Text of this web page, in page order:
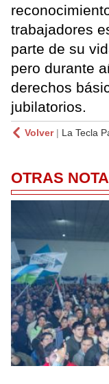
trabajadores
parte de su
pero durante
derechos
jubilatorios.
Volver| La Tecla
OTRAS